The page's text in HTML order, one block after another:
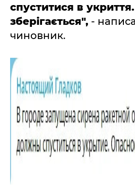
спуститися в
зберігається", -
чиновник.